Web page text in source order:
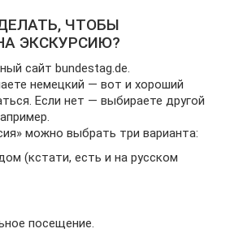
ЧТОБЫ
ЭКСКУРСИЮ?
сайт bundestag.de.
немецкий — вот и хороший
Если нет — выбираете другой
можно выбрать три варианта:
(кстати, есть и на русском
посещение.